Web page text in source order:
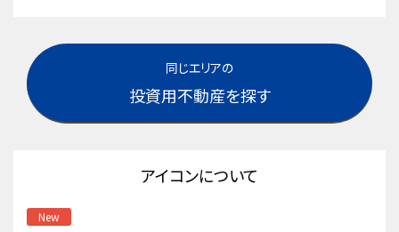
同じエリアの
投資用不動産を探す
アイコンについて
New